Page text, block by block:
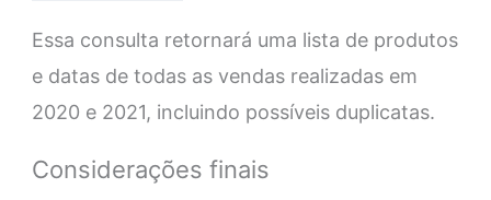
Essa consulta retornará uma lista de produtos
e datas de todas as vendas realizadas em
2020 e 2021, incluindo possíveis duplicatas.
Considerações finais